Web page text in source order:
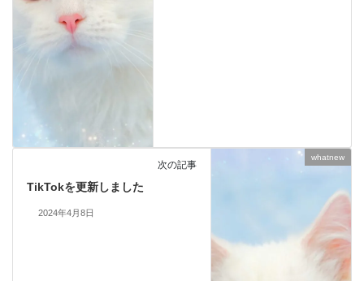
whatnew
次の記事
TikTokを更新しました
2024年4月8日